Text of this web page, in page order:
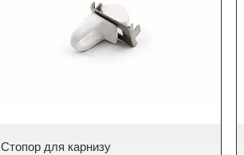
Стопор для карнизу